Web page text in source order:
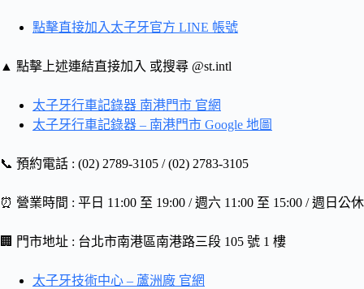
點擊直接加入太子牙官方 LINE 帳號
▲ 點擊上述連結直接加入 或搜尋 @st.intl
太子牙行車記錄器 南港門市 官網
太子牙行車記錄器 – 南港門市 Google 地圖
📞 預約電話 : (02) 2789-3105 / (02) 2783-3105
⏰ 營業時間 : 平日 11:00 至 19:00 / 週六 11:00 至 15:00 / 週日公休
🏢 門市地址 : 台北市南港區南港路三段 105 號 1 樓
太子牙技術中心 – 蘆洲廠 官網